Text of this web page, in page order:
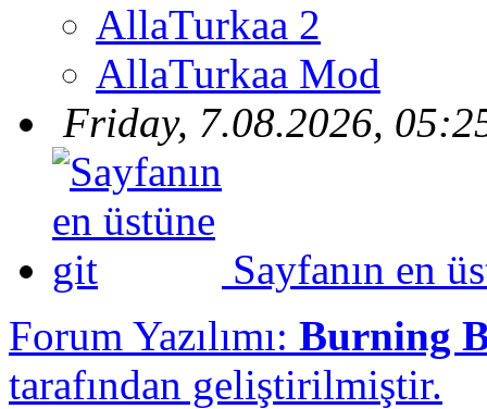
AllaTurkaa 2
AllaTurkaa Mod
Friday, 7.08.2026,
Sayfanın en
Forum Yazılımı: Burning
tarafından geliştirilmiştir.